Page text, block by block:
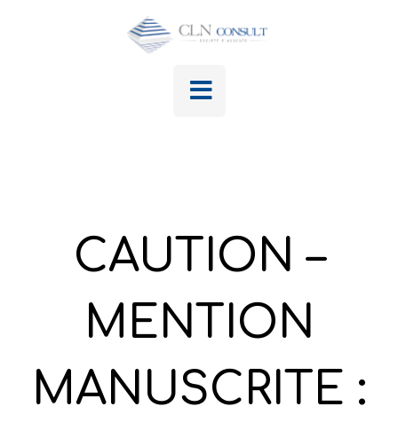
CAUTION –
MENTION
MANUSCRITE :